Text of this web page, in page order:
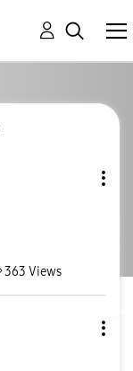
363 Views